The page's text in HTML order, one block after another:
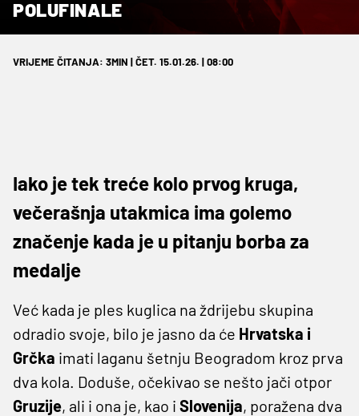
POLUFINALE
VRIJEME ČITANJA: 3MIN | ČET. 15.01.26. | 08:00
Iako je tek treće kolo prvog kruga,
večerašnja utakmica ima golemo
značenje kada je u pitanju borba za
medalje
Već kada je ples kuglica na ždrijebu skupina
odradio svoje, bilo je jasno da će Hrvatska i
Grčka imati laganu šetnju Beogradom kroz prva
dva kola. Doduše, očekivao se nešto jači otpor
Gruzije, ali i ona je, kao i Slovenija, poražena dva